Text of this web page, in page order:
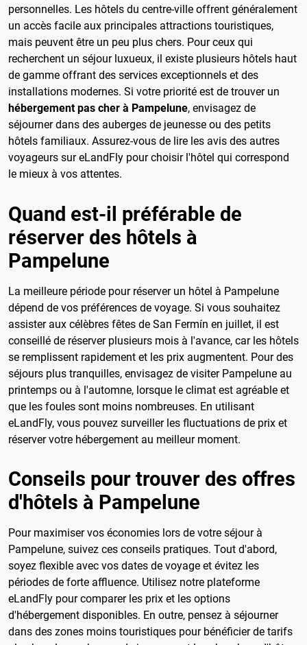
personnelles. Les hôtels du centre-ville offrent généralement
un accès facile aux principales attractions touristiques,
mais peuvent être un peu plus chers. Pour ceux qui
recherchent un séjour luxueux, il existe plusieurs hôtels haut
de gamme offrant des services exceptionnels et des
installations modernes. Si votre priorité est de trouver un
hébergement pas cher à Pampelune, envisagez de
séjourner dans des auberges de jeunesse ou des petits
hôtels familiaux. Assurez-vous de lire les avis des autres
voyageurs sur eLandFly pour choisir l'hôtel qui correspond
le mieux à vos attentes.
Quand est-il préférable de
réserver des hôtels à
Pampelune
La meilleure période pour réserver un hôtel à Pampelune
dépend de vos préférences de voyage. Si vous souhaitez
assister aux célèbres fêtes de San Fermín en juillet, il est
conseillé de réserver plusieurs mois à l'avance, car les hôtels
se remplissent rapidement et les prix augmentent. Pour des
séjours plus tranquilles, envisagez de visiter Pampelune au
printemps ou à l'automne, lorsque le climat est agréable et
que les foules sont moins nombreuses. En utilisant
eLandFly, vous pouvez surveiller les fluctuations de prix et
réserver votre hébergement au meilleur moment.
Conseils pour trouver des offres
d'hôtels à Pampelune
Pour maximiser vos économies lors de votre séjour à
Pampelune, suivez ces conseils pratiques. Tout d'abord,
soyez flexible avec vos dates de voyage et évitez les
périodes de forte affluence. Utilisez notre plateforme
eLandFly pour comparer les prix et les options
d'hébergement disponibles. En outre, pensez à séjourner
dans des zones moins touristiques pour bénéficier de tarifs